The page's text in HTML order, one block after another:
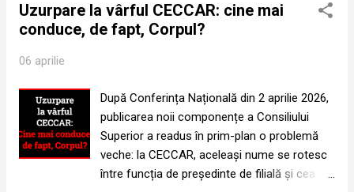
Guvernului nr. 65/1994 și Regulamentul de
organizare și funcționare al CECCAR,
celui în funcție, pentru asigurarea
continuității. Cu alte cuvinte, regula nu este
facultativă și nu este lăsată la bunul plac al
conducerii. Și atunci întrebarea devine
inevitabilă: de ce, înainte de Conferința
Uzurpare la vârful CECCAR: cine mai
conduce, de fapt, Corpul?
06 aprilie
După Conferința Națională din 2 aprilie 2026,
publicarea noii componențe a Consiliului
Superior a readus în prim-plan o problemă
veche: la CECCAR, aceleași nume se rotesc
între funcția de președinte de filială și cea de